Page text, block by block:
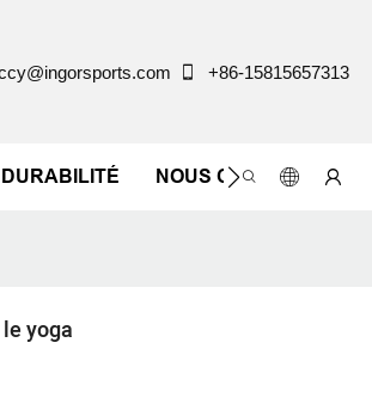
+86-15815657313
DURABILITÉ NOUS CONTACTER
yoga